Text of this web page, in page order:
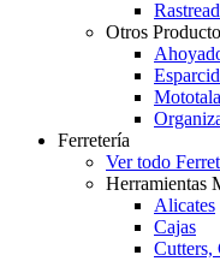
Otros
Ferretería
Ver todo
Herramientas
Alicates
Cajas
Cutters,